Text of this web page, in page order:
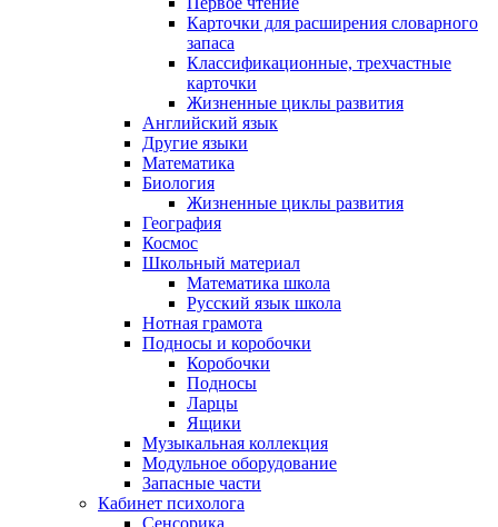
Карточки для расширения словарного
запаса
Классификационные, трехчастные
карточки
Жизненные циклы развития
Английский язык
Другие языки
Математика
Биология
Жизненные циклы развития
География
Космос
Школьный материал
Математика школа
Русский язык школа
Нотная грамота
Подносы и коробочки
Коробочки
Подносы
Ларцы
Ящики
Музыкальная коллекция
Модульное оборудование
Запасные части
Кабинет психолога